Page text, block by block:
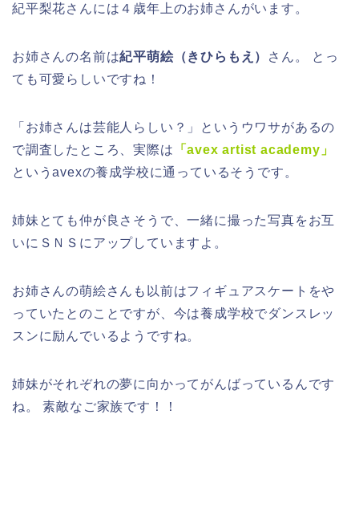
紀平梨花さんには４歳年上のお姉さんがいます。
お姉さんの名前は紀平萌絵（きひらもえ） さん 。 とっ
ても可愛らしいですね！
「お姉さんは芸能人らしい？」というウワサがあるの
で調査したところ、実際は 「avex artist academy」
というavexの養成学校に通っているそうです。
姉妹とても仲が良さそうで、一緒に撮った写真をお互
いにＳＮＳにアップしていますよ。
お姉さんの萌絵さんも以前はフィギュアスケートをや
っていたとのことですが、今は養成学校でダンスレッ
スンに励んでいるようですね。
姉妹がそれぞれの夢に向かってがんばっているんです
ね。 素敵なご家族です！！